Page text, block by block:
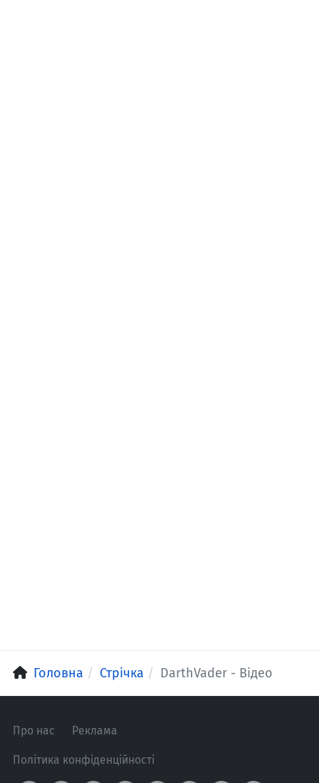
Головна Стрічка DarthVader - Відео
Про нас Реклама
Політика конфіденційності